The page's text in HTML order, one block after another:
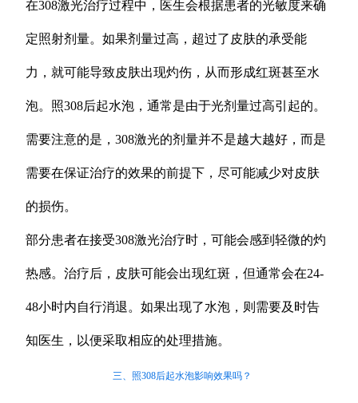
在308激光治疗过程中，医生会根据患者的光敏度来确
定照射剂量。如果剂量过高，超过了皮肤的承受能
力，就可能导致皮肤出现灼伤，从而形成红斑甚至水
泡。照308后起水泡，通常是由于光剂量过高引起的。
需要注意的是，308激光的剂量并不是越大越好，而是
需要在保证治疗的效果的前提下，尽可能减少对皮肤
的损伤。
部分患者在接受308激光治疗时，可能会感到轻微的灼
热感。治疗后，皮肤可能会出现红斑，但通常会在24-
48小时内自行消退。如果出现了水泡，则需要及时告
知医生，以便采取相应的处理措施。
三、照308后起水泡影响效果吗？